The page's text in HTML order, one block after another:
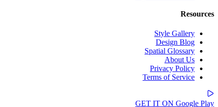
Resources
Style Gallery
Design Blog
Spatial Glossary
About Us
Privacy Policy
Terms of Service
GET IT ON Google Play